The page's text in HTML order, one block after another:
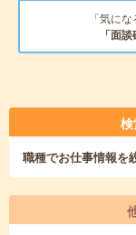
「気に
「面談
職種でお仕事情報を